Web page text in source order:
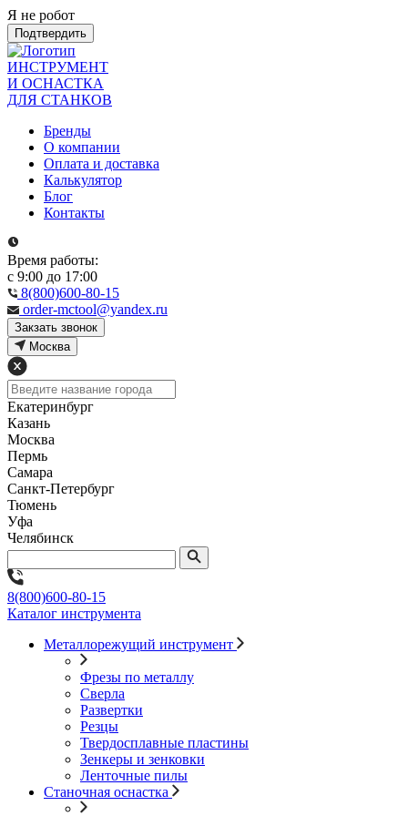
Я не робот
Подтвердить
ИНСТРУМЕНТ
И ОСНАСТКА
ДЛЯ СТАНКОВ
Бренды
О компании
Оплата и доставка
Калькулятор
Блог
Контакты
Время работы:
с 9:00 до 17:00
8(800)600-80-15
order-mctool@yandex.ru
Закзать звонок
Москва
Екатеринбург
Казань
Москва
Пермь
Самара
Санкт-Петербург
Тюмень
Уфа
Челябинск
8(800)600-80-15
Каталог инструмента
Металлорежущий инструмент
Фрезы по металлу
Сверла
Развертки
Резцы
Твердосплавные пластины
Зенкеры и зенковки
Ленточные пилы
Станочная оснастка